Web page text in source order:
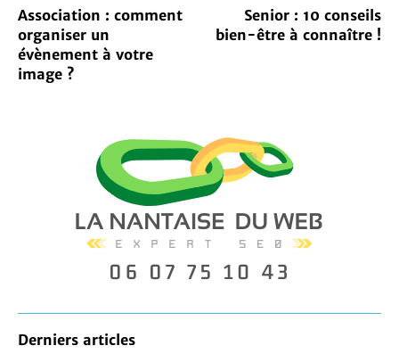
Association : comment
organiser un
évènement à votre
image ?
Senior : 10 conseils
bien-être à connaître !
Derniers articles